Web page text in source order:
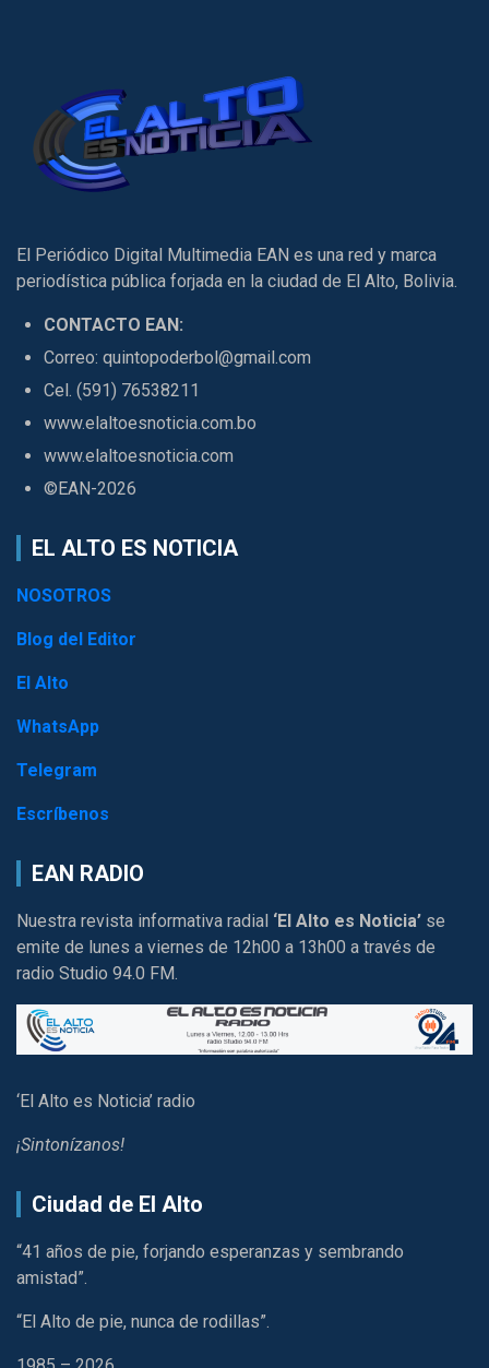
El Periódico Digital Multimedia EAN es una red y marca
periodística pública forjada en la ciudad de El Alto, Bolivia.
CONTACTO EAN:
Correo: quintopoderbol@gmail.com
Cel. (591) 76538211
www.elaltoesnoticia.com.bo
www.elaltoesnoticia.com
©EAN-2026
EL ALTO ES NOTICIA
NOSOTROS
Blog del Editor
El Alto
WhatsApp
Telegram
Escríbenos
EAN RADIO
Nuestra revista informativa radial ‘El Alto es Noticia’ se
emite de lunes a viernes de 12h00 a 13h00 a través de
radio Studio 94.0 FM.
‘El Alto es Noticia’ radio
¡Sintonízanos!
Ciudad de El Alto
“41 años de pie, forjando esperanzas y sembrando
amistad”.
“El Alto de pie, nunca de rodillas”.